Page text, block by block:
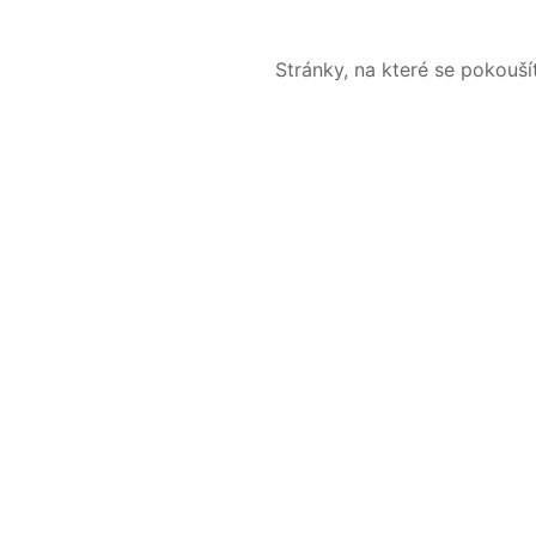
Stránky, na které se